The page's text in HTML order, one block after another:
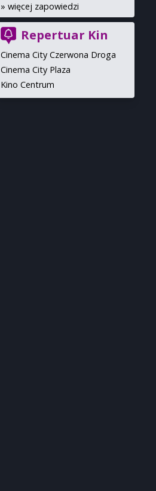
» więcej zapowiedzi
Repertuar Kin
Cinema City Czerwona Droga
Cinema City Plaza
Kino Centrum